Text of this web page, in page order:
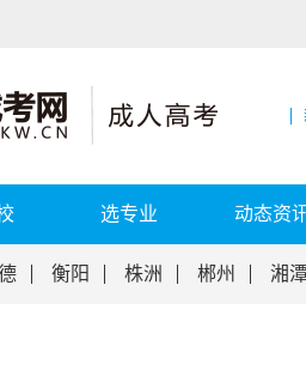
选专业 动态资
衡阳 株洲 郴州 湘